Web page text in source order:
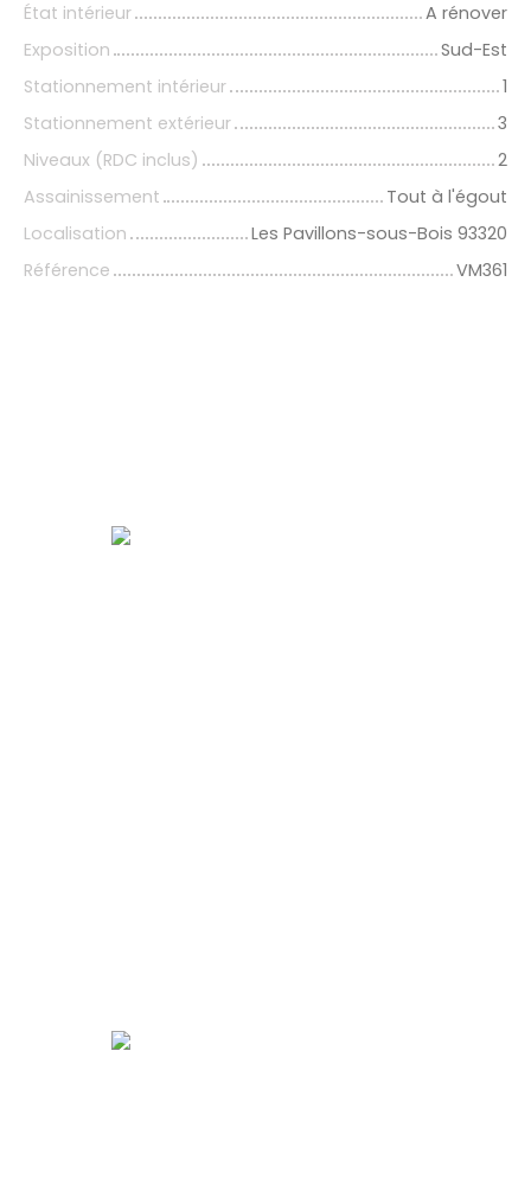
État intérieur
A rénover
Exposition
Sud-Est
Stationnement intérieur
1
Stationnement extérieur
3
Niveaux (RDC inclus)
2
Assainissement
Tout à l'égout
Localisation
Les Pavillons-sous-Bois 93320
Référence
VM361